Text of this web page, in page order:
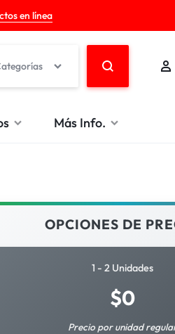
en línea
Más Info.
OPCIONES DE
1 - 2 Unidades
$0
Precio por unidad